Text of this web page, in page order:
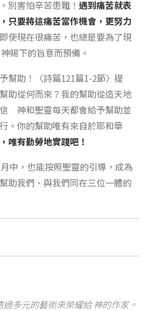
別害怕辛苦患難！ 遇到痛苦就表
要將這痛苦當作機會，更努力
即使現在很痛苦，也總是要為了現
賜下的旨意而預備。
幫助！〈詩篇121篇1-2節〉提
助從何而來？我的幫助從造天地
神和聖靈每天都會給予幫助並
。你的幫助唯有來自於耶和華
唯有勤勞地實踐吧！
中，也能按照聖靈的引導，成為
助我們、與我們同在三位一體的
過多元的藝術來榮耀給 神的作家。